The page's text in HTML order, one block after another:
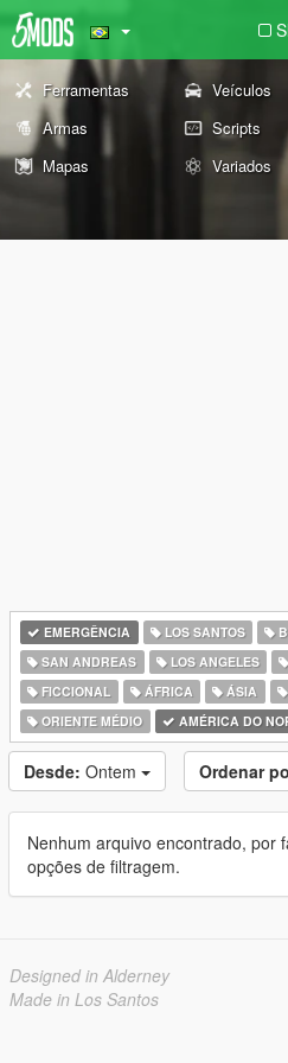
Ferramentas Veículos
Armas
Scripts
Mapas
Variados
EMERGÊNCIA LOS SANTOS
SAN ANDREAS
LOS ANGELES
FICCIONAL
ÁFRICA ÁSIA
ORIENTE MÉDIO
AMÉRICA DO
Desde: Ontem Ordenar
Nenhum arquivo encontrado, por
opções de filtragem.
Designed in Alderney
Made in Los Santos